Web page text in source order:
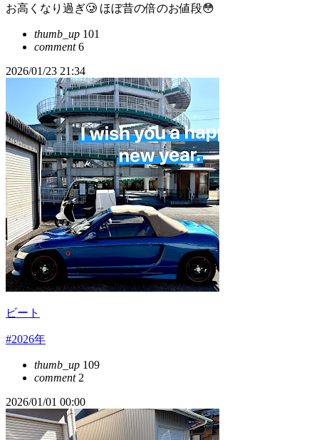
お高くなり過ぎ🥲 ほぼ昔の倍のお値段😳
thumb_up 101
comment6
2026/01/23 21:34
ビート
#2026年
thumb_up 109
comment2
2026/01/01 00:00